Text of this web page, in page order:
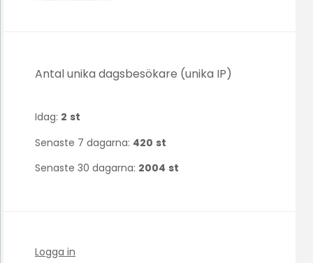
Antal unika dagsbesökare (unika IP)
Idag: 2 st
Senaste 7 dagarna: 420 st
Senaste 30 dagarna: 2004 st
Logga in